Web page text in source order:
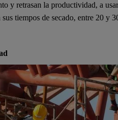
y retrasan la productividad, a
tiempos de secado, entre 20 y